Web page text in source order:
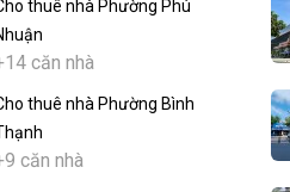
thuê nhà Phường Phú
căn nhà
thuê nhà Phường Bình
căn nhà